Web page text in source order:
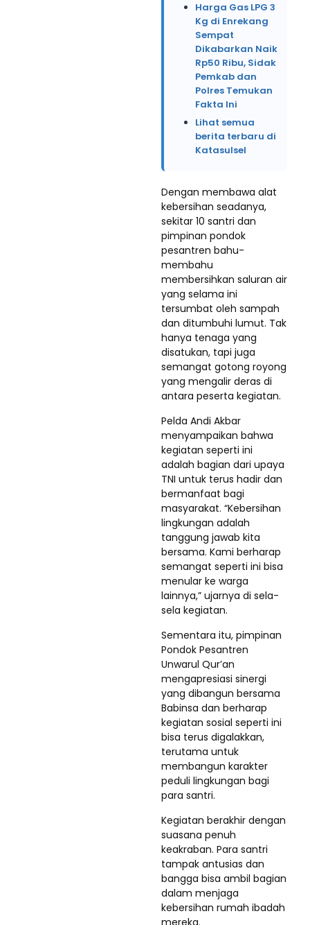
Harga Gas LPG 3
Kg di Enrekang
Sempat
Dikabarkan Naik
Rp50 Ribu, Sidak
Pemkab dan
Polres Temukan
Fakta Ini
Lihat semua
berita terbaru di
Katasulsel
Dengan membawa alat
kebersihan seadanya,
sekitar 10 santri dan
pimpinan pondok
pesantren bahu-
membahu
membersihkan saluran air
yang selama ini
tersumbat oleh sampah
dan ditumbuhi lumut. Tak
hanya tenaga yang
disatukan, tapi juga
semangat gotong royong
yang mengalir deras di
antara peserta kegiatan.
Pelda Andi Akbar
menyampaikan bahwa
kegiatan seperti ini
adalah bagian dari upaya
TNI untuk terus hadir dan
bermanfaat bagi
masyarakat. “Kebersihan
lingkungan adalah
tanggung jawab kita
bersama. Kami berharap
semangat seperti ini bisa
menular ke warga
lainnya,” ujarnya di sela-
sela kegiatan.
Sementara itu, pimpinan
Pondok Pesantren
Unwarul Qur’an
mengapresiasi sinergi
yang dibangun bersama
Babinsa dan berharap
kegiatan sosial seperti ini
bisa terus digalakkan,
terutama untuk
membangun karakter
peduli lingkungan bagi
para santri.
Kegiatan berakhir dengan
suasana penuh
keakraban. Para santri
tampak antusias dan
bangga bisa ambil bagian
dalam menjaga
kebersihan rumah ibadah
mereka.